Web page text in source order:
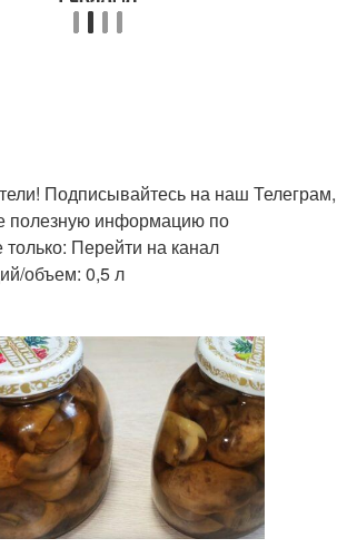
Подписывайтесь на наш Телеграм,
полезную информацию по
только: Перейти на канал
объем: 0,5 л